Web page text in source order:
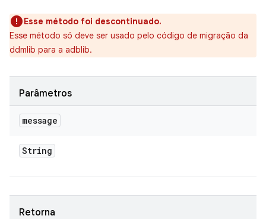
Esse método foi descontinuado.
Esse método só deve ser usado pelo código de migração da
ddmlib para a adblib.
Parâmetros
message
String
Retorna